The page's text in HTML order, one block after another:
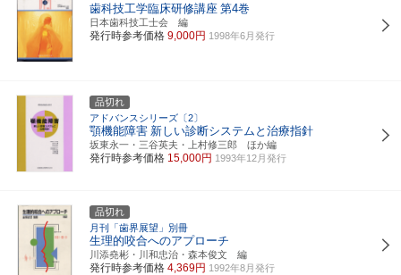
歯科技工学臨床研修講座 第4巻
日本歯科技工士会 編
発行時参考価格 9,000円 1998年6月発行
品切れ
アドバンスシリーズ〔2〕
顎機能障害 新しい診断システムと治療指針
坂東永一・三谷英夫・上村修三郎 ほか編
発行時参考価格 15,000円 1993年12月発行
品切れ
月刊「歯界展望」別冊
生理的咬合へのアプローチ
川添堯彬・川和忠治・森本俊文 編
発行時参考価格 4,369円 1992年8月発行